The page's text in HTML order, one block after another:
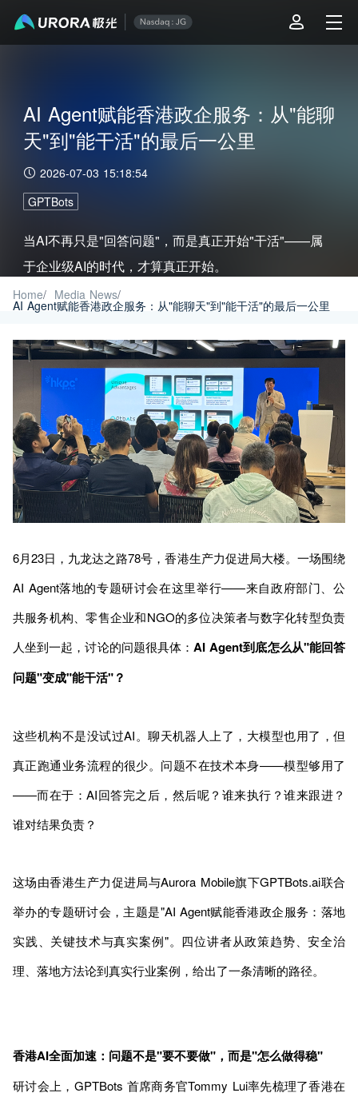
AI Agent赋能香港政企服务：从"能聊
天"到"能干活"的最后一公里
2026-07-03 15:18:54
GPTBots
当AI不再只是"回答问题"，而是真正开始"干活"——属
于企业级AI的时代，才算真正开始。
Home/ Media News/
AI Agent赋能香港政企服务：从"能聊天"到"能干活"的最后一公里
6月23日，九龙达之路78号，香港生产力促进局大楼。一场围绕
AI Agent落地的专题研讨会在这里举行——来自政府部门、公
共服务机构、零售企业和NGO的多位决策者与数字化转型负责
人坐到一起，讨论的问题很具体：AI Agent到底怎么从"能回答
问题"变成"能干活"？
这些机构不是没试过AI。聊天机器人上了，大模型也用了，但
真正跑通业务流程的很少。问题不在技术本身——模型够用了
——而在于：AI回答完之后，然后呢？谁来执行？谁来跟进？
谁对结果负责？
这场由香港生产力促进局与Aurora Mobile旗下GPTBots.ai联合
举办的专题研讨会，主题是"AI Agent赋能香港政企服务：落地
实践、关键技术与真实案例"。四位讲者从政策趋势、安全治
理、落地方法论到真实行业案例，给出了一条清晰的路径。
香港AI全面加速：问题不是"要不要做"，而是"怎么做得稳"
研讨会上，GPTBots 首席商务官Tommy Lui率先梳理了香港在